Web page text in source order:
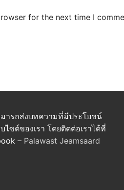
for the next time I
ารถส่งบทความที่มีประโยชน์
ไซต์ของเรา โดยติดต่อเราได้ที่
– Palawast Jeamsaard